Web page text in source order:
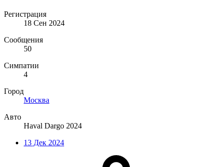
Регистрация
18 Сен 2024
Сообщения
50
Симпатии
4
Город
Москва
Авто
Нaval Dargo 2024
13 Дек 2024